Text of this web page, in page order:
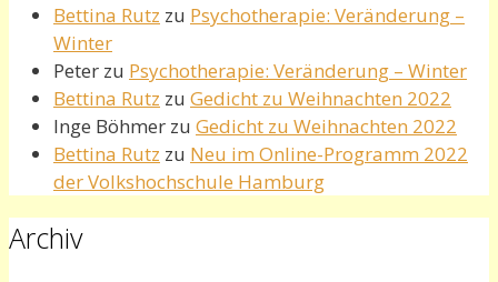
Bettina Rutz zu Psychotherapie: Veränderung –
Winter
Peter zu Psychotherapie: Veränderung – Winter
Bettina Rutz zu Gedicht zu Weihnachten 2022
Inge Böhmer zu Gedicht zu Weihnachten 2022
Bettina Rutz zu Neu im Online-Programm 2022
der Volkshochschule Hamburg
Archiv